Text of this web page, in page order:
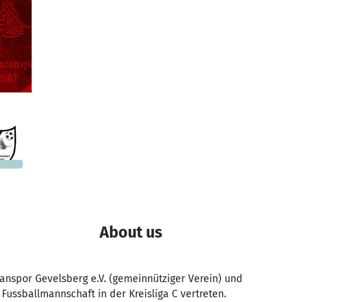
About us
Gevelsberg e.V. (gemeinnütziger Verein) und
in der Kreisliga C vertreten.